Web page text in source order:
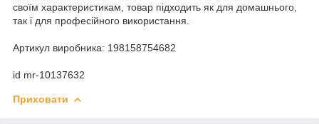
своїм характеристикам, товар підходить як для домашнього,
так і для професійного використання.
Артикул виробника: 198158754682
id mr-10137632
Приховати